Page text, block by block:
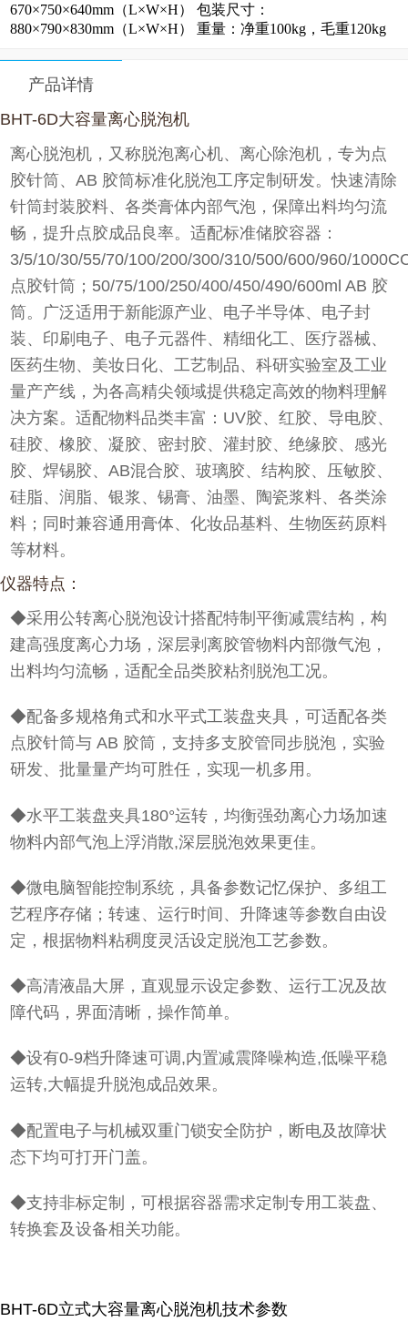
670×750×640mm（L×W×H） 包装尺寸：
880×790×830mm（L×W×H） 重量：净重100kg，毛重120kg
产品详情
BHT-6D大容量离心脱泡机
离心脱泡机，又称脱泡离心机、离心除泡机，专为点
胶针筒、AB 胶筒标准化脱泡工序定制研发。快速清除
针筒封装胶料、各类膏体内部气泡，保障出料均匀流
畅，提升点胶成品良率。适配标准储胶容器：
3/5/10/30/55/70/100/200/300/310/500/600/960/
点胶针筒；50/75/100/250/400/450/490/600ml AB 胶
筒。广泛适用于新能源产业、电子半导体、电子封
装、印刷电子、电子元器件、精细化工、医疗器械、
医药生物、美妆日化、工艺制品、科研实验室及工业
量产产线，为各高精尖领域提供稳定高效的物料理解
决方案。适配物料品类丰富：UV胶、红胶、导电胶、
硅胶、橡胶、凝胶、密封胶、灌封胶、绝缘胶、感光
胶、焊锡胶、AB混合胶、玻璃胶、结构胶、压敏胶、
硅脂、润脂、银浆、锡膏、油墨、陶瓷浆料、各类涂
料；同时兼容通用膏体、化妆品基料、生物医药原料
等材料。
仪器特点：
◆采用公转离心脱泡设计搭配特制平衡减震结构，构
建高强度离心力场，深层剥离胶管物料内部微气泡，
出料均匀流畅，适配全品类胶粘剂脱泡工况。
◆配备多规格角式和水平式工装盘夹具，可适配各类
点胶针筒与 AB 胶筒，支持多支胶管同步脱泡，实验
研发、批量量产均可胜任，实现一机多用。
◆水平工装盘夹具180°运转，均衡强劲离心力场加速
物料内部气泡上浮消散,深层脱泡效果更佳。
◆微电脑智能控制系统，具备参数记忆保护、多组工
艺程序存储；转速、运行时间、升降速等参数自由设
定，根据物料粘稠度灵活设定脱泡工艺参数。
◆高清液晶大屏，直观显示设定参数、运行工况及故
障代码，界面清晰，操作简单。
◆设有0-9档升降速可调,内置减震降噪构造,低噪平稳
运转,大幅提升脱泡成品效果。
◆配置电子与机械双重门锁安全防护，断电及故障状
态下均可打开门盖。
◆支持非标定制，可根据容器需求定制专用工装盘、
转换套及设备相关功能。
BHT-6D立式大容量离心脱泡机技术参数